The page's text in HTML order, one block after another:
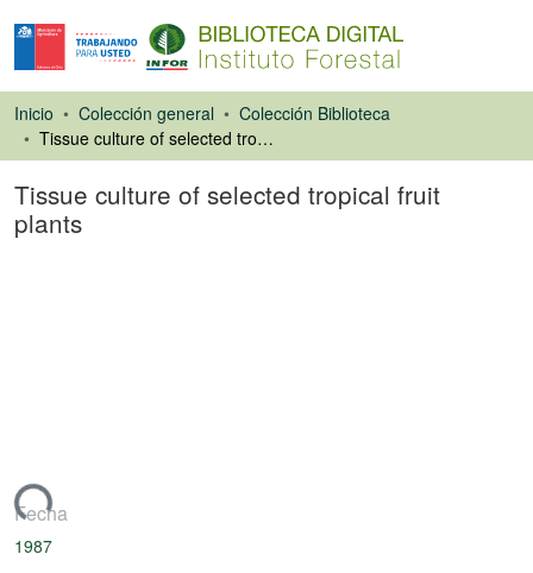
Inicio Colección general
Colección Biblioteca
Tissue culture of selected tropical fruit plants
Tissue culture of selected tropical fruit
plants
Fecha
1987